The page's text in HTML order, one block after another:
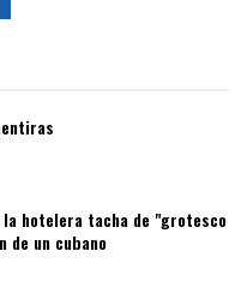
la hotelera tacha de "grotesco
de un cubano